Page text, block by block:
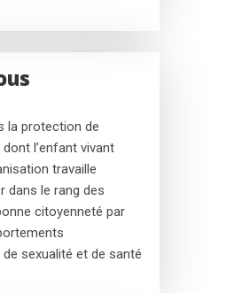
la protection de
l’enfant vivant
travaille
dans le rang des
citoyenneté par
sexualité et de santé